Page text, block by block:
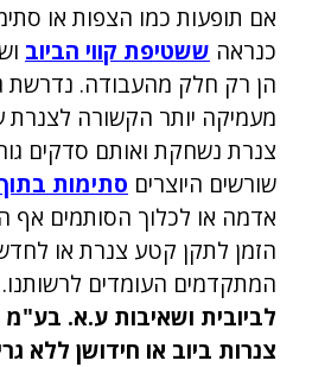
אם תופעות כמו הצפות או
כנראה ששטיפת קווי הביוב
הן רק חלק מהעבודה. נדרשת
מעמיקה יותר הקשורה
צנרת נשחקת ואותם סדקים
שורשים היוצרים סתימות
אדמה או לכלוך הסותמים אף
הזמן לתקן קטע צנרת או
המתקדמים העומדים לרשותנו.
לביובית ושאיבות ע.א.
צנרות ביוב או חידושן ללא